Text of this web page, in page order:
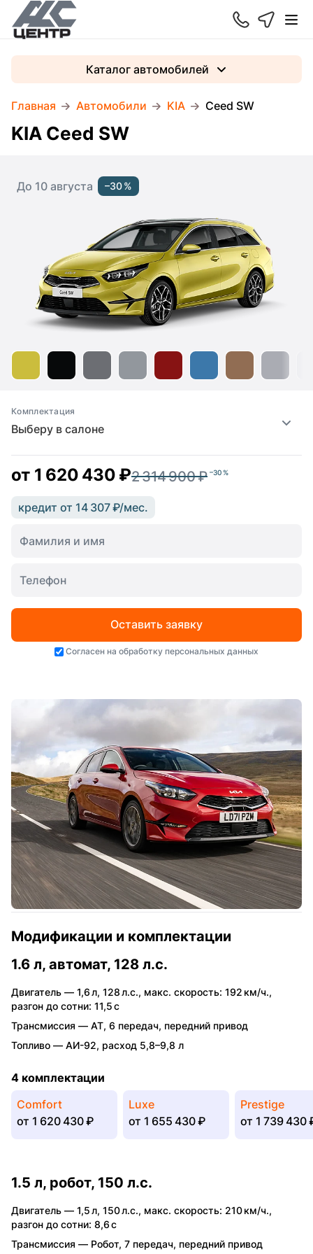
Главная Автомобили KIA Ceed SW
Каталог автомобилей
KIA Ceed SW
До 10 августа –30 %
Выберу в салоне
Комплектация
от 1 620 430 ₽2 314 900 ₽ –30 %
кредит от 14 307 ₽/мес.
Оставить заявку
Согласен на обработку персональных данных
Модификации и комплектации
1.6 л, автомат, 128 л.с.
Двигатель — 1,6 л, 128 л.с., макс. скорость: 192 км/ч.,
разгон до сотни: 11,5 с
Трансмиссия — AT, 6 передач, передний привод
Топливо — АИ-92, расход 5,8–9,8 л
4 комплектации
Comfort
от 1 620 430 ₽
Luxe
от 1 655 430 ₽
Prestige
от 1 739 430
1.5 л, робот, 150 л.с.
Двигатель — 1,5 л, 150 л.с., макс. скорость: 210 км/ч.,
разгон до сотни: 8,6 с
Трансмиссия — Робот, 7 передач, передний привод